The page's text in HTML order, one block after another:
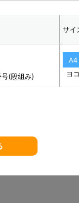
サイ
(段組み)
A4
ヨ